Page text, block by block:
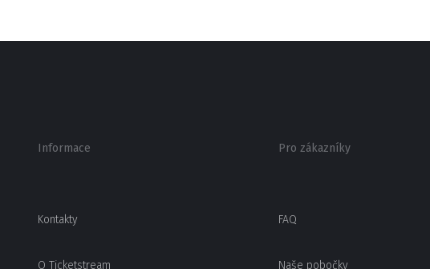
Informace
Kontakty
O Ticketstream
Pro zákazníky
FAQ
Naše pobočky